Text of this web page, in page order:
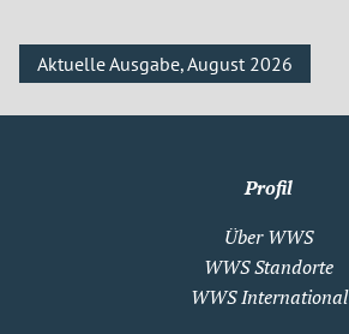
Aktuelle Ausgabe, August 2026
Profil
Über WWS
WWS Standorte
WWS International